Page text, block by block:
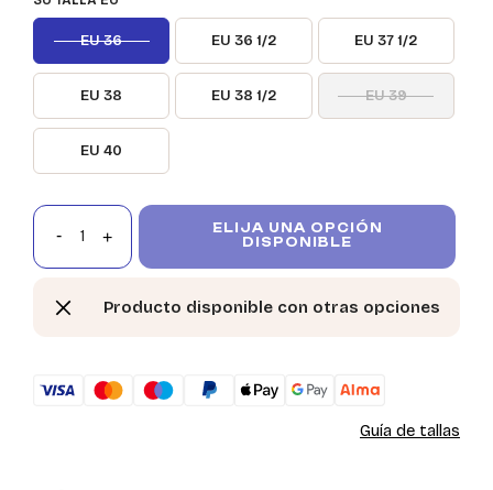
EU 36 EU 36 1/2 EU 37 1/2
EU 38 EU 38 1/2 EU 39
EU 40
ELIJA UNA OPCIÓN
DISPONIBLE
Producto disponible con otras opciones
Guía de tallas